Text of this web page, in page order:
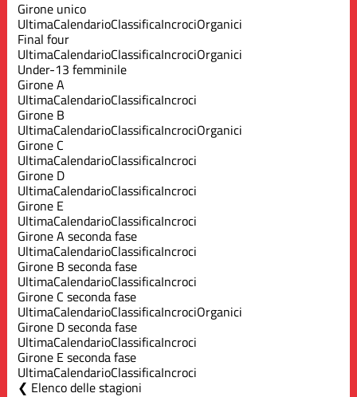
Girone unico
UltimaCalendarioClassificaIncrociOrganici
Final four
UltimaCalendarioClassificaIncrociOrganici
Under-13 femminile
Girone A
UltimaCalendarioClassificaIncroci
Girone B
UltimaCalendarioClassificaIncrociOrganici
Girone C
UltimaCalendarioClassificaIncroci
Girone D
UltimaCalendarioClassificaIncroci
Girone E
UltimaCalendarioClassificaIncroci
Girone A seconda fase
UltimaCalendarioClassificaIncroci
Girone B seconda fase
UltimaCalendarioClassificaIncroci
Girone C seconda fase
UltimaCalendarioClassificaIncrociOrganici
Girone D seconda fase
UltimaCalendarioClassificaIncroci
Girone E seconda fase
UltimaCalendarioClassificaIncroci
Elenco delle stagioni